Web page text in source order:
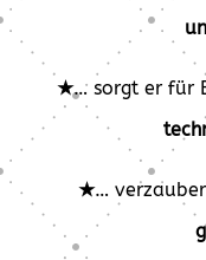
★… sorgt er für
★…